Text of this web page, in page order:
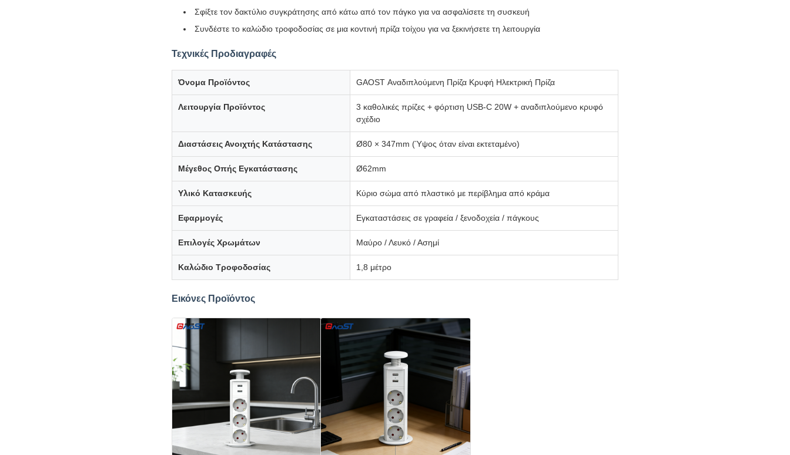
Σφίξτε τον δακτύλιο συγκράτησης από κάτω από τον πάγκο για να ασφαλίσετε τη συσκευή
Συνδέστε το καλώδιο τροφοδοσίας σε μια κοντινή πρίζα τοίχου για να ξεκινήσετε τη λειτουργία
Τεχνικές Προδιαγραφές
Όνομα Προϊόντος GAOST Αναδιπλούμενη Πρίζα Κρυφή Ηλεκτρική Πρίζα
Λειτουργία Προϊόντος
3 καθολικές πρίζες + φόρτιση USB-C 20W + αναδιπλούμενο κρυφό
σχέδιο
Διαστάσεις Ανοιχτής Κατάστασης Ø80 × 347mm (Ύψος όταν είναι εκτεταμένο)
Μέγεθος Οπής Εγκατάστασης Ø62mm
Υλικό Κατασκευής Κύριο σώμα από πλαστικό με περίβλημα από κράμα
Εφαρμογές Εγκαταστάσεις σε γραφεία / ξενοδοχεία / πάγκους
Επιλογές Χρωμάτων Μαύρο / Λευκό / Ασημί
Καλώδιο Τροφοδοσίας 1,8 μέτρο
Εικόνες Προϊόντος